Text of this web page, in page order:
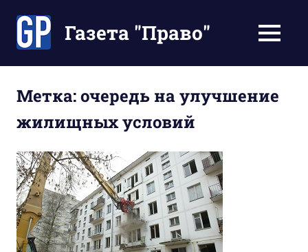
содержимомуГазета "Право"
Ваше
время
МЕНЮ
Метка:очередь на улучшение
жилищных условий